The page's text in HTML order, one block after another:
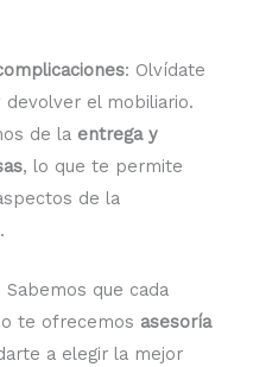
: Olvídate
el mobiliario.
de la entrega y
, lo que te permite
de la
Sabemos que cada
te ofrecemos asesoría
a elegir la mejor